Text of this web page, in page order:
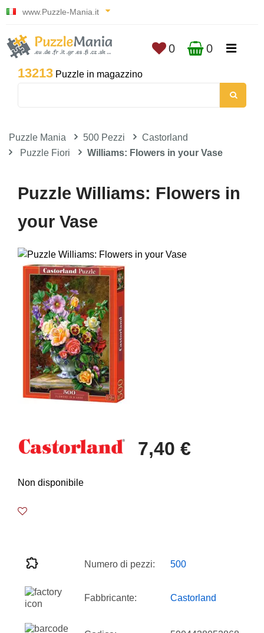
www.Puzzle-Mania.it
13213 Puzzle in magazzino
0 0
Puzzle Mania 500 Pezzi
Castorland
Puzzle Fiori
Williams: Flowers in your Vase
Puzzle Williams: Flowers in
your Vase
7,40 €
Non disponibile
Numero di pezzi: 500
Fabbricante: Castorland